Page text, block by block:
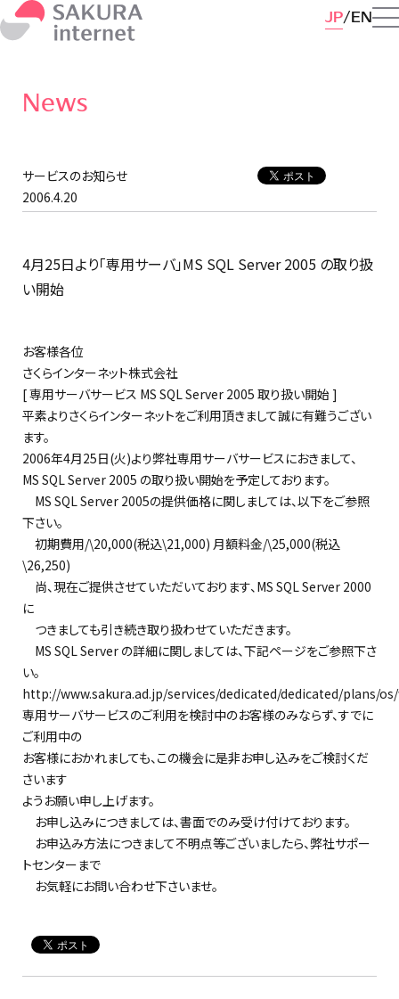
JP EN
News
サービスのお知らせ
2006.4.20
4月25日より「専用サーバ」MS SQL Server 2005 の取り扱
い開始
お客様各位
さくらインターネット株式会社
[ 専用サーバサービス MS SQL Server 2005 取り扱い開始 ]
平素よりさくらインターネットをご利用頂きまして誠に有難うござい
ます。
2006年4月25日(火)より弊社専用サーバサービスにおきまして、
MS SQL Server 2005 の取り扱い開始を予定しております。
MS SQL Server 2005の提供価格に関しましては、以下をご参照
下さい。
初期費用/\20,000(税込\21,000) 月額料金/\25,000(税込
\26,250)
尚、現在ご提供させていただいております、MS SQL Server 2000
に
つきましても引き続き取り扱わせていただきます。
MS SQL Server の詳細に関しましては、下記ページをご参照下さ
い。
http://www.sakura.ad.jp/services/dedicated/dedicated/plans/
専用サーバサービスのご利用を検討中のお客様のみならず、すでに
ご利用中の
お客様におかれましても、この機会に是非お申し込みをご検討くだ
さいます
ようお願い申し上げます。
お申し込みにつきましては、書面でのみ受け付けております。
お申込み方法につきまして不明点等ございましたら、弊社サポー
トセンターまで
お気軽にお問い合わせ下さいませ。